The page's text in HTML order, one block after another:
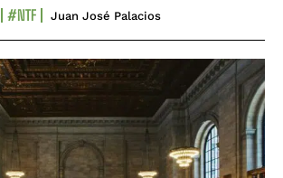
#NTF Juan José Palacios